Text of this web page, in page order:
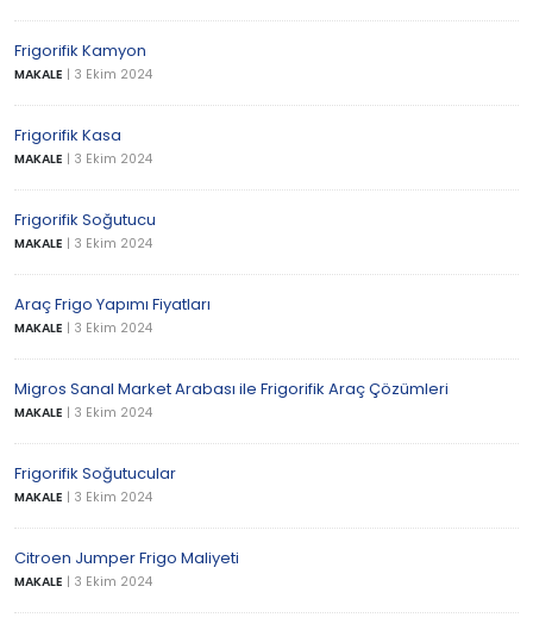
Frigorifik Kamyon
MAKALE | 3 Ekim 2024
Frigorifik Kasa
MAKALE | 3 Ekim 2024
Frigorifik Soğutucu
MAKALE | 3 Ekim 2024
Araç Frigo Yapımı Fiyatları
MAKALE | 3 Ekim 2024
Migros Sanal Market Arabası ile Frigorifik Araç Çözümleri
MAKALE | 3 Ekim 2024
Frigorifik Soğutucular
MAKALE | 3 Ekim 2024
Citroen Jumper Frigo Maliyeti
MAKALE | 3 Ekim 2024